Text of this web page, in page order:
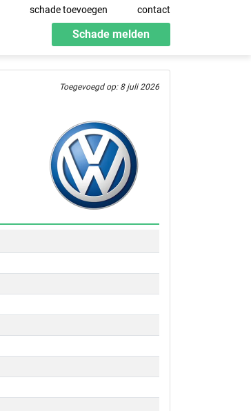
schade toevoegen contact
Schade melden
Toegevoegd op: 8 juli 2026